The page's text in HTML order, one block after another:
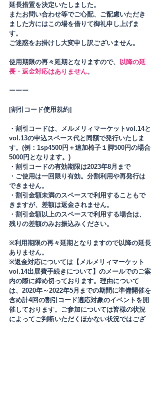
延長措置を決定いたしました。
またお問い合わせ等でご心配、ご配慮いただき
ました方にはこの場を借りて御礼申し上げま
す。
ご迷惑をお掛けし大変申し訳ございません。
使用期限の再々延期となりますので、 以降の延
長・返金対応はありません。
ーーー
[割引コード使用規約]
・割引コードは、メルメリィマーケットvol.14と
vol.13の申込スペース代と同額で発行いたしま
す。(例：1sp4500円＋追加椅子１脚500円の場合
5000円となります。)
・割引コードの有効期限は2023年8月まで
・ご使用は一回限り有効。分割利用や再発行は
できません。
・割引金額未満のスペースで利用することもで
きますが、差額は返金されません。
・割引金額以上のスペースで利用する場合は、
残りの差額のみお振込みください。
※利用期限の再々延期となりますので以降の延長
ありません。
※返金対応については【メルメリィマーケット
vol.14出展費手続きについて】のメールでのご案
内の際に締め切っております。理由について
は、2020年～2022年5月までの期間に準備開催を
含め計4回の割引コード適応対象のイベントを開
催しております。ご参加については皆様の状況
によってご判断いただくほかない状況ではござ